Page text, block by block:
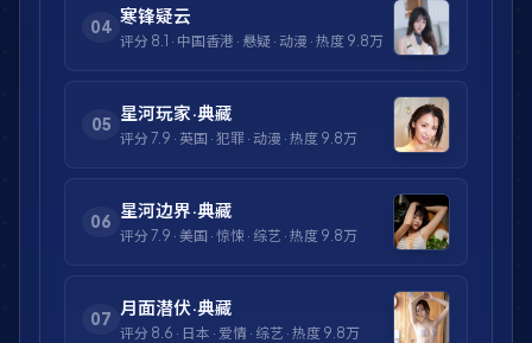
04
寒锋疑云
评分 8.1 · 中国香港 · 悬疑 · 动漫 · 热度 9.8万
05
星河玩家·典藏
评分 7.9 · 英国 · 犯罪 · 动漫 · 热度 9.8万
06
星河边界·典藏
评分 7.9 · 美国 · 惊悚 · 综艺 · 热度 9.8万
07
月面潜伏·典藏
评分 8.6 · 日本 · 爱情 · 综艺 · 热度 9.8万